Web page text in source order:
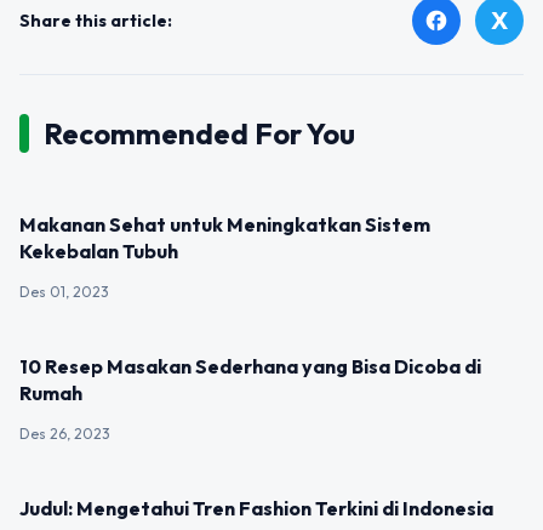
Share this article: facebook X
Recommended For You
Makanan Sehat untuk Meningkatkan Sistem
Kekebalan Tubuh
Des 01, 2023
10 Resep Masakan Sederhana yang Bisa Dicoba di
Rumah
Des 26, 2023
Judul: Mengetahui Tren Fashion Terkini di Indonesia